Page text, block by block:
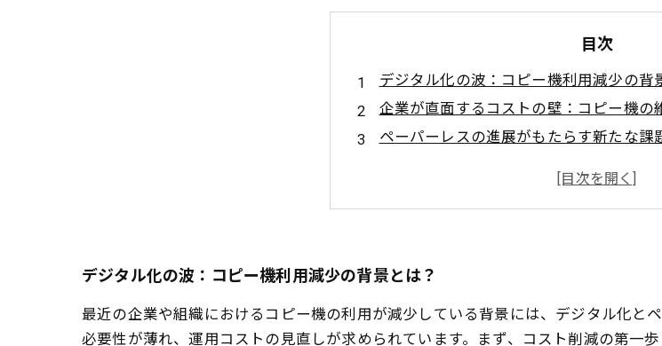
目次
デジタル化の波：コピー機利用減少の背
企業が直面するコストの壁：コピー機の
ペーパーレスの進展がもたらす新たな課
デジタル化の波：コピー機利用減少の背景とは？
最近の企業や組織におけるコピー機の利用が減少している背景には、デジタル化と
必要性が薄れ、運用コストの見直しが求められています。まず、コスト削減の第一